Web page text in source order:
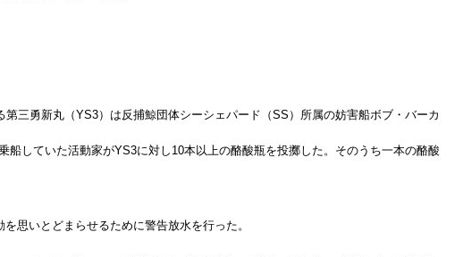
三勇新丸（YS3）は反捕鯨団体シーシェパード（SS）所属の妨害船ボブ・バーカ
していた活動家がYS3に対し10本以上の酪酸瓶を投擲した。そのうち一本の酪酸
思いとどまらせるために警告放水を行った。